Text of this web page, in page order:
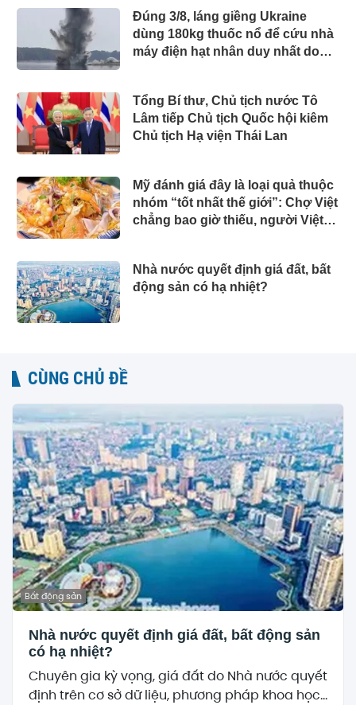
Đúng 3/8, láng giềng Ukraine
dùng 180kg thuốc nổ để cứu nhà
máy điện hạt nhân duy nhất do
Tổng Bí thư, Chủ tịch nước Tô
Lâm tiếp Chủ tịch Quốc hội kiêm
Chủ tịch Hạ viện Thái Lan
Mỹ đánh giá đây là loại quả thuộc
nhóm “tốt nhất thế giới”: Chợ Việt
chẳng bao giờ thiếu, người Việt
Nhà nước quyết định giá đất, bất
động sản có hạ nhiệt?
CÙNG CHỦ ĐỀ
Bất động sản
Nhà nước quyết định giá đất, bất động sản
có hạ nhiệt?
Chuyên gia kỳ vọng, giá đất do Nhà nước quyết
định trên cơ sở dữ liệu, phương pháp khoa học...